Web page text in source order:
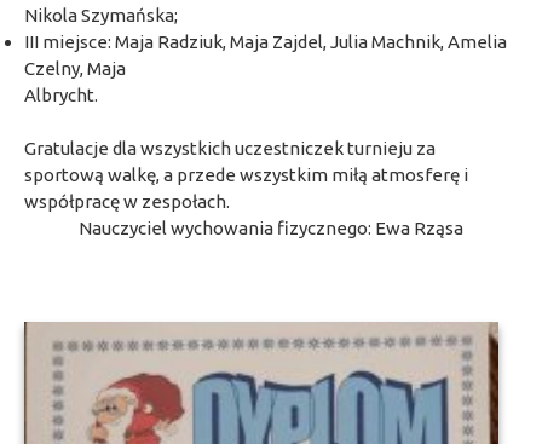
Nikola Szymańska;
III miejsce: Maja Radziuk, Maja Zajdel, Julia Machnik, Amelia
Czelny, Maja
Albrycht.
Gratulacje dla wszystkich uczestniczek turnieju za
sportową walkę, a przede wszystkim miłą atmosferę i
współpracę w zespołach.
Nauczyciel wychowania fizycznego: Ewa Rząsa